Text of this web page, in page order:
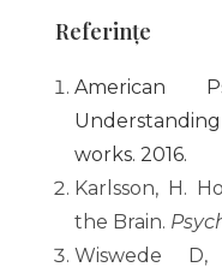
Referințe
American
works. 2016.
Karlsson, H.
the Brain.
Wiswede